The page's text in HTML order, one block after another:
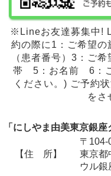
※Lineお友達募集中!
約の際に1：ご希望
（患者番号）3：ご
帯 5：お名前 6：
ください。) ご予約
をさ
「にしやま由美東京銀
【住 所】
〒104-
東京
ウル